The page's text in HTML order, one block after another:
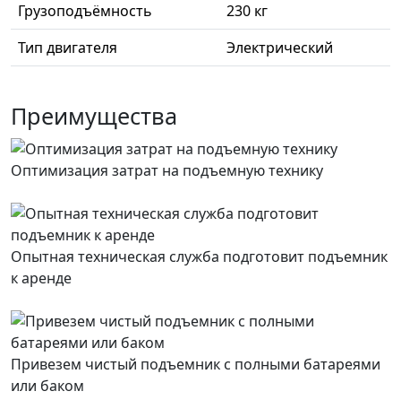
Грузоподъёмность
230 кг
Тип двигателя
Электрический
Преимущества
Оптимизация затрат на подъемную технику
Опытная техническая служба подготовит подъемник
к аренде
Привезем чистый подъемник с полными батареями
или баком